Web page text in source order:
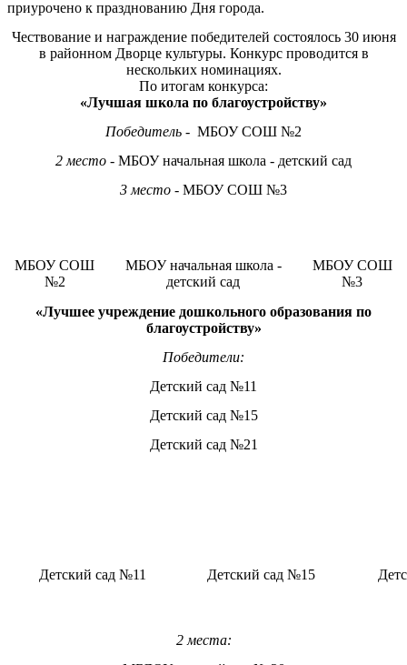
приурочено к празднованию Дня города.
Чествование и награждение победителей состоялось 30 июня
в районном Дворце культуры. Конкурс проводится в
нескольких номинациях.
По итогам конкурса:
«Лучшая школа по благоустройству»
Победитель - МБОУ СОШ №2
2 место - МБОУ начальная школа - детский сад
3 место - МБОУ СОШ №3
МБОУ СОШ
№2
МБОУ начальная школа -
детский сад
МБОУ СОШ
№3
«Лучшее учреждение дошкольного образования по
благоустройству»
Победители:
Детский сад №11
Детский сад №15
Детский сад №21
Детский сад №11 Детский сад №15
2 места: